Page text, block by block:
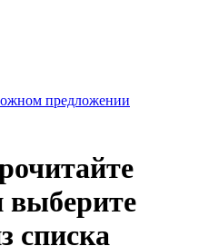
предложении
выберите
списка